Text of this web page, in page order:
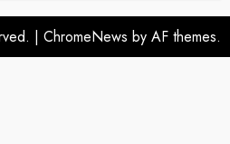
| ChromeNews by AF themes.